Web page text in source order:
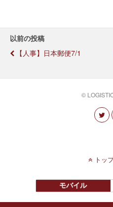
以前の投稿
【人事】日本郵便7/1
©
トッ
モバイル